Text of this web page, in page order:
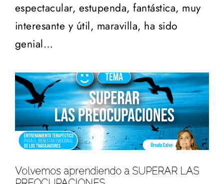
espectacular, estupenda, fantástica, muy
interesante y útil, maravilla, ha sido
genial…
Volvemos aprendiendo a SUPERAR LAS